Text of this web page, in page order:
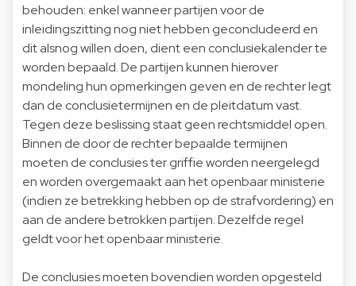
behouden: enkel wanneer partijen voor de
inleidingszitting nog niet hebben geconcludeerd en
dit alsnog willen doen, dient een conclusiekalender te
worden bepaald. De partijen kunnen hierover
mondeling hun opmerkingen geven en de rechter legt
dan de conclusietermijnen en de pleitdatum vast.
Tegen deze beslissing staat geen rechtsmiddel open.
Binnen de door de rechter bepaalde termijnen
moeten de conclusies ter griffie worden neergelegd
en worden overgemaakt aan het openbaar ministerie
(indien ze betrekking hebben op de strafvordering) en
aan de andere betrokken partijen. Dezelfde regel
geldt voor het openbaar ministerie.
De conclusies moeten bovendien worden opgesteld